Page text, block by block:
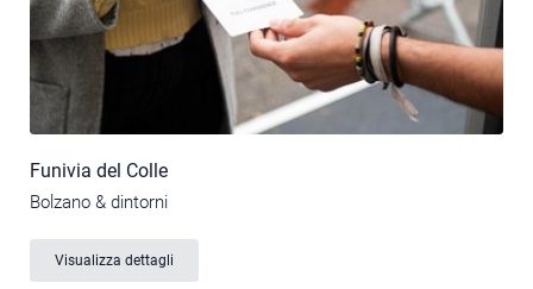
Funivia del Colle
Bolzano & dintorni
Visualizza dettagli